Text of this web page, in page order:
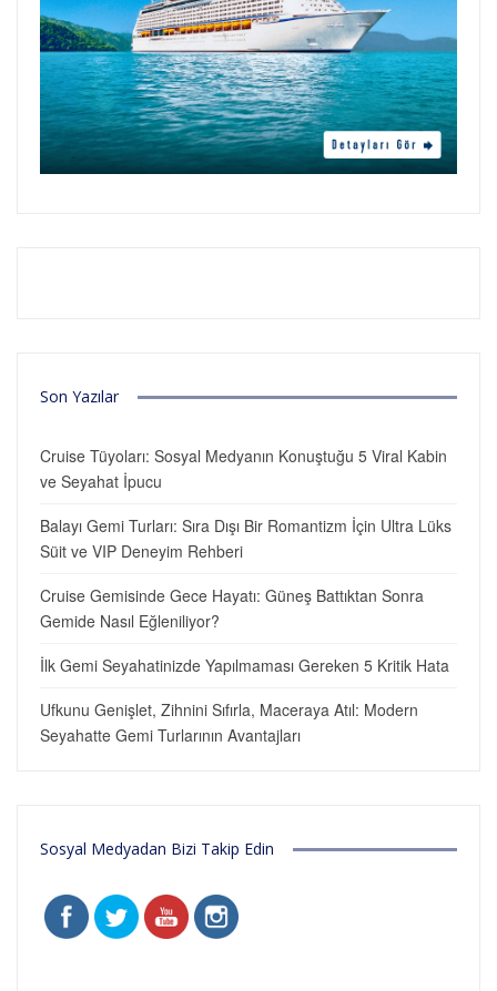
Son Yazılar
Cruise Tüyoları: Sosyal Medyanın Konuştuğu 5 Viral Kabin
ve Seyahat İpucu
Balayı Gemi Turları: Sıra Dışı Bir Romantizm İçin Ultra Lüks
Süit ve VIP Deneyim Rehberi
Cruise Gemisinde Gece Hayatı: Güneş Battıktan Sonra
Gemide Nasıl Eğleniliyor?
İlk Gemi Seyahatinizde Yapılmaması Gereken 5 Kritik Hata
Ufkunu Genişlet, Zihnini Sıfırla, Maceraya Atıl: Modern
Seyahatte Gemi Turlarının Avantajları
Sosyal Medyadan Bizi Takip Edin